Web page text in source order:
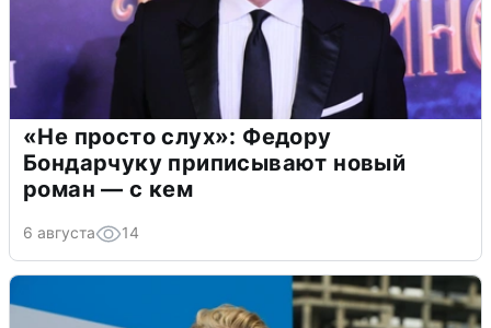
«Не просто слух»: Федору
Бондарчуку приписывают новый
роман — с кем
6 августа 14